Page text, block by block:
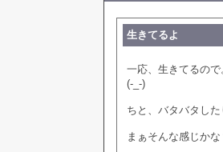
生きてるよ
一応、生きてるので
(-_-)
ちと、バタバタし
まぁそんな感じかな